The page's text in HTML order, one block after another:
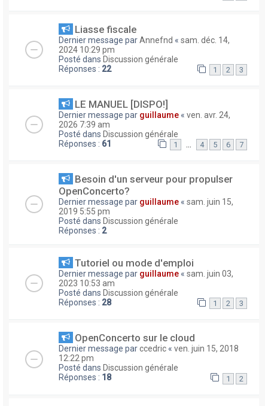
Liasse fiscale
Dernier message parAnnefnd « sam. déc. 14,
2024 10:29 pm
Posté dans Discussion générale
Réponses : 22 1 2 3
LE MANUEL [DISPO!]
Dernier message par guillaume « ven. avr. 24,
2026 7:39 am
Posté dans Discussion générale
Réponses : 61 1 … 4 5 6 7
Besoin d'un serveur pour propulser
OpenConcerto?
Dernier message par guillaume « sam. juin 15,
2019 5:55 pm
Posté dans Discussion générale
Réponses : 2
Tutoriel ou mode d'emploi
Dernier message par guillaume « sam. juin 03,
2023 10:53 am
Posté dans Discussion générale
Réponses : 28 1 2 3
OpenConcerto sur le cloud
Dernier message parccedric « ven. juin 15, 2018
12:22 pm
Posté dans Discussion générale
Réponses : 18 1 2